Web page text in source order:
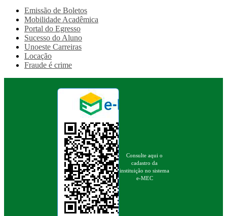
Emissão de Boletos
Mobilidade Acadêmica
Portal do Egresso
Sucesso do Aluno
Unoeste Carreiras
Locação
Fraude é crime
Consulte aqui o
cadastro da
instituição no sistema
e-MEC